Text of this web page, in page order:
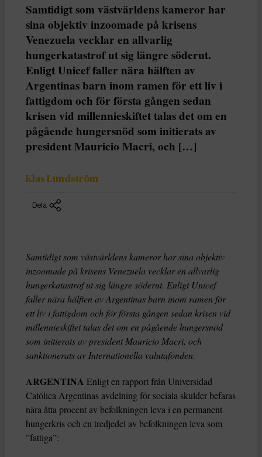
Samtidigt som västvärldens kameror har
sina objektiv inzoomade på krisens
Venezuela vecklar en allvarlig
hungerkatastrof ut sig längre söderut.
Enligt Unicef faller nära hälften av
Argentinas barn inom ramen för ett liv i
fattigdom och för första gången sedan
krisen vid millennieskiftet talas det om en
pågående hungersnöd som initierats av
president Mauricio Macri, och […]
Klas Lundström
Dela
Samtidigt som västvärldens kameror har sina objektiv
inzoomade på krisens Venezuela vecklar en allvarlig
hungerkatastrof ut sig längre söderut. Enligt Unicef
faller nära hälften av Argentinas barn inom ramen för
ett liv i fattigdom och för första gången sedan krisen vid
millennieskiftet talas det om en pågående hungersnöd
som initierats av president Mauricio Macri, och
sanktionerats av Internationella valutafonden.
ARGENTINA Enligt en rapport från Universidad
Católica Argentinas avdelning för sociala skulder befaras
nära åtta procent av befolkningen leva i en permanent
hungerkris och en tredjedel av befolkningen leva som
”fattiga”: